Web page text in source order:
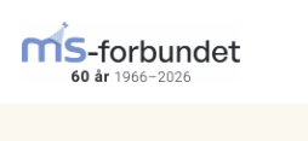
hovedinnhold